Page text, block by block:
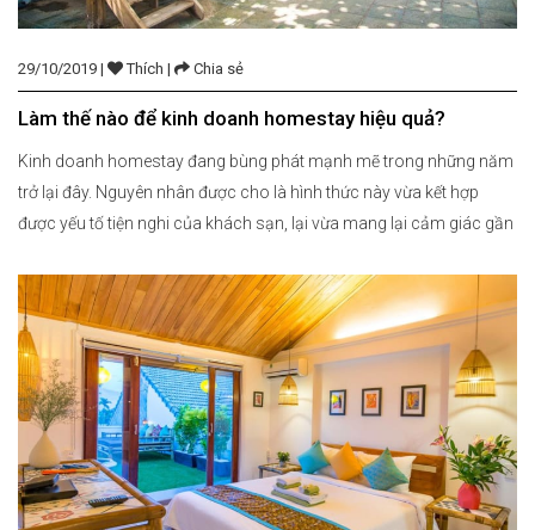
29/10/2019 | Thích | Chia sẻ
Làm thế nào để kinh doanh homestay hiệu quả?
Kinh doanh homestay đang bùng phát mạnh mẽ trong những năm
trở lại đây. Nguyên nhân được cho là hình thức này vừa kết hợp
được yếu tố tiện nghi của khách sạn, lại vừa mang lại cảm giác gần
hiệu […]